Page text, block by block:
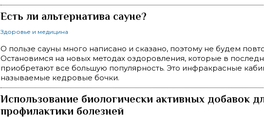
Есть ли альтернатива сауне?
Здоровье и медицина
О пользе сауны много написано и сказано, поэтому не будем
Остановимся на новых методах оздоровления, которые в
приобретают все большую популярность. Это инфракрасные
называемые кедровые бочки.
Использование биологически активных добавок
профилактики болезней